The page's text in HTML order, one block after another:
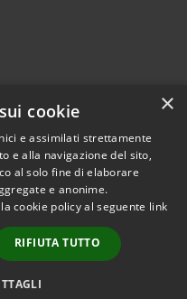
Copyright © 2026 • Comune di
Pagnacco • Powered by
Municipium•
Accesso
redazione
×
cookie
e assimilati strettamente
e alla navigazione del sito,
al solo fine di elaborare
e anonime.
cookie policy al seguente link
RIFIUTA TUTTO